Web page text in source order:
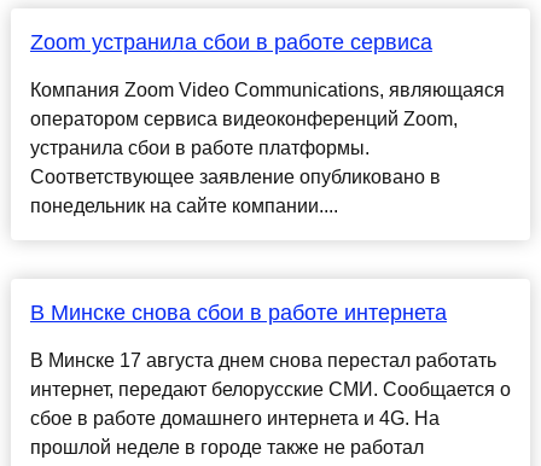
Zoom устранила сбои в работе сервиса
Компания Zoom Video Communications, являющаяся
оператором сервиса видеоконференций Zoom,
устранила сбои в работе платформы.
Соответствующее заявление опубликовано в
понедельник на сайте компании....
В Минске снова сбои в работе интернета
В Минске 17 августа днем снова перестал работать
интернет, передают белорусские СМИ. Сообщается о
сбое в работе домашнего интернета и 4G. На
прошлой неделе в городе также не работал